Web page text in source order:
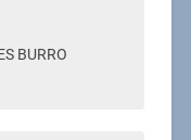
BURRO